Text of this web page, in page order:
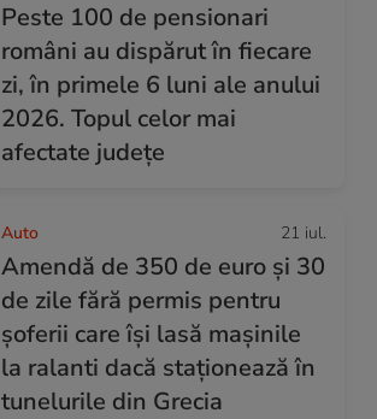
Peste 100 de pensionari
români au dispărut în fiecare
zi, în primele 6 luni ale anului
2026. Topul celor mai
afectate județe
Auto 21 iul.
Amendă de 350 de euro și 30
de zile fără permis pentru
șoferii care își lasă mașinile
la ralanti dacă staționează în
tunelurile din Grecia